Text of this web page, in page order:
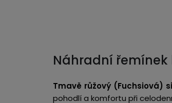
Náhradní
Tmavě růžový (Fuchsiová)
pohodlí a komfortu při